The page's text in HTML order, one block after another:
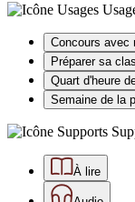
Concours avec
Préparer sa
Quart d'heure
Semaine de la
À lire